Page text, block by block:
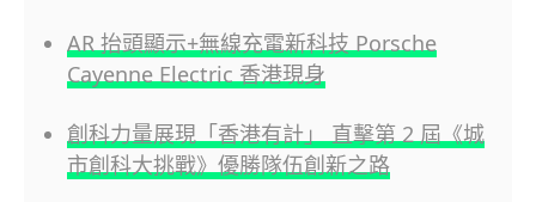
AR 抬頭顯示+無線充電新科技 Porsche
Cayenne Electric 香港現身
創科力量展現「香港有計」 直擊第 2 屆《城
市創科大挑戰》優勝隊伍創新之路